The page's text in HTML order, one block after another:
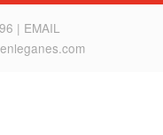
| EMAIL